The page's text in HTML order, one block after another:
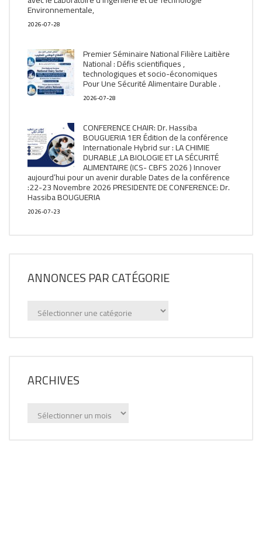
Environnementale,
2026-07-28
Premier Séminaire National Filière Laitière
National : Défis scientifiques ,
technologiques et socio-économiques
Pour Une Sécurité Alimentaire Durable .
2026-07-28
CONFERENCE CHAIR: Dr. Hassiba
BOUGUERIA 1ER Édition de la conférence
Internationale Hybrid sur : LA CHIMIE
DURABLE ,LA BIOLOGIE ET LA SÉCURITÉ
ALIMENTAIRE (ICS- CBFS 2026 ) Innover
aujourd’hui pour un avenir durable Dates de la conférence
:22-23 Novembre 2026 PRESIDENTE DE CONFERENCE: Dr.
Hassiba BOUGUERIA
2026-07-23
ANNONCES PAR CATÉGORIE
Annonces
ARCHIVES
Archives